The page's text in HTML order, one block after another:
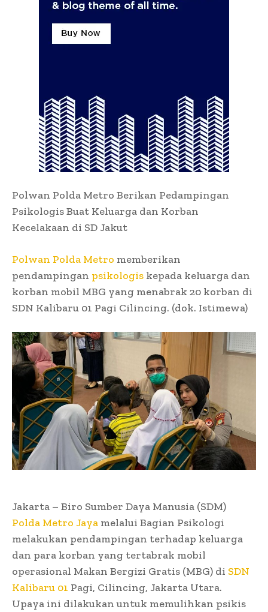
Polwan Polda Metro Berikan Pedampingan
Psikologis Buat Keluarga dan Korban
Kecelakaan di SD Jakut
Polwan Polda Metro memberikan
pendampingan psikologis kepada keluarga dan
korban mobil MBG yang menabrak 20 korban di
SDN Kalibaru 01 Pagi Cilincing. (dok. Istimewa)
Jakarta – Biro Sumber Daya Manusia (SDM)
Polda Metro Jaya melalui Bagian Psikologi
melakukan pendampingan terhadap keluarga
dan para korban yang tertabrak mobil
operasional Makan Bergizi Gratis (MBG) di SDN
Kalibaru 01 Pagi, Cilincing, Jakarta Utara.
Upaya ini dilakukan untuk memulihkan psikis